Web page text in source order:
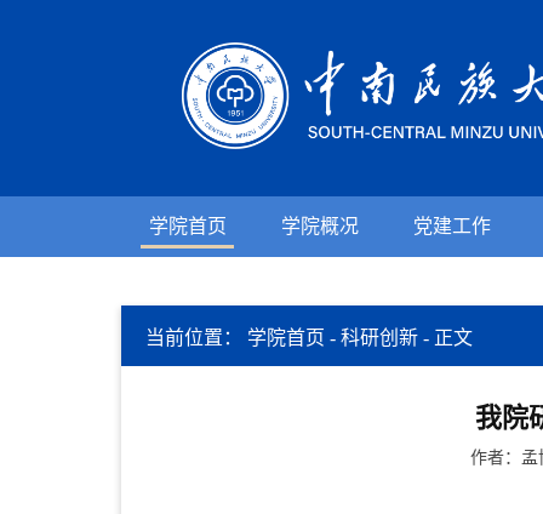
学院首页 学院概况 党建工作
当前位置： 学院首页 - 科研创新 - 正文
我院
作者：